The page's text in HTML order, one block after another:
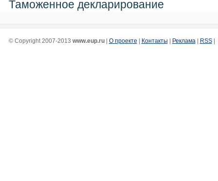
Таможенное декларирование
© Copyright 2007-2013 www.eup.ru| О проекте Контакты Реклама| RSS|